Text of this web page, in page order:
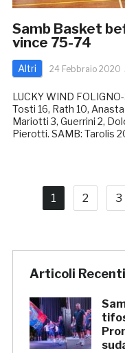
Samb Basket
vince 75-74
Altri 24 Febbraio 2020
LUCKY WIND
Tosti 16, Rath 10,
Mariotti 3, Guerrini 2,
Pierotti. SAMB: Tarolis
1 2 3
Articoli Recenti